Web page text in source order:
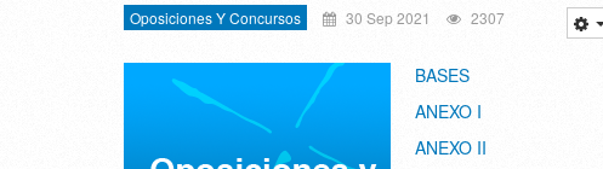
Oposiciones Y Concursos 30 Sep 2021 2307
BASES
ANEXO I
ANEXO II